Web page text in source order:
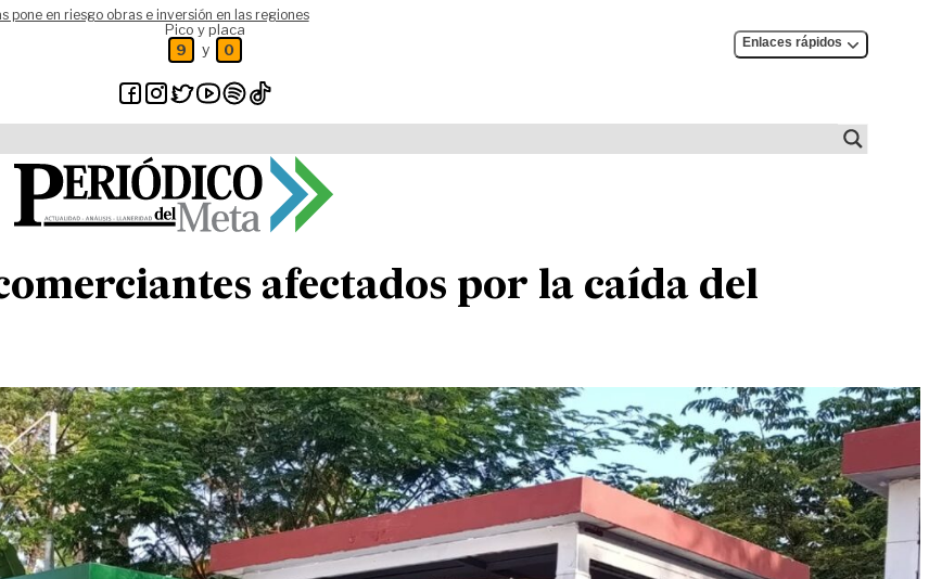
pone en riesgo obras e inversión en las regiones
Pico y placa
9 y 0 Enlaces rápidos
afectados por la caída del